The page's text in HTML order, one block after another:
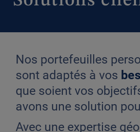
Nos portefeuilles
sont adaptés à vos
que soient vos
avons une solution
Avec une expertise